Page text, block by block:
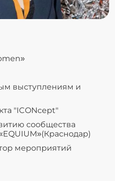
выступлениям и
"ICONcept"
сообщества
мероприятий